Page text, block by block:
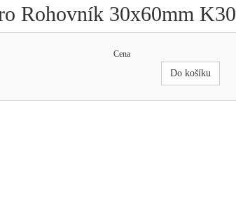
Rohovník 30x60mm K30
Cena
Do košíku